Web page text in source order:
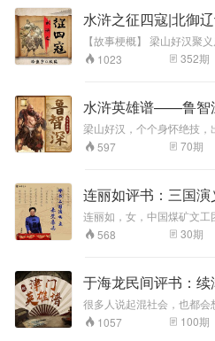
怨。后几经发展，
穆桂英自领大元
帅，杨文广自领前
锋前往朱察关。后
病。狄青自领二路
元帅，前往朱察
关，与杨家作对，
后又盗反南唐。后
其子杨怀玉等投效
两军，“五虎将”震
京虎呼延云飞、玉
面虎杨怀玉、都兴
虎孟通江、卧虎焦
一起出征，终于战
胜南唐。 【作者/
演播简介】 裴冠
红，女，国家级非
物质文化遗产项目
诗。 读《三国演义》之法，重点在于读懂其中错
综复杂的交际网，他们之
权或夺利，共同演绎了历
迁、人事的更替。凡刀光剑
剪影。 冰泪_深瞳将这些刀光剑影下的世事人
水浒之征四寇|北御
方腊
【故事梗概】 梁山好汉聚
三败高俅，终于被宋徽宗招
部四奸排齐，宋江等人依旧
京都。宋江临危受命，率本
辽，杀得辽军大败，收复失
表。梁山军马凯旋而归，洽
犯，与梁山军马遭遇。经过
擒拿。又遇淮西王庆犯上造
旨征寇，一场血战荡气回肠
七，终于剿灭方腊。 【作者简介】 徐盛宇，曾用
网名：含泪的微笑、70后
其本人喜欢篮球、漫画、流
块有武侠书场、名家续作、
漫，恢复经典和原创书馆
《童林后传之六下江南》《
《龙虎风云会前传》《新小
1023 352期
水浒英雄谱——鲁智
大名著
梁山好汉，个个身怀绝技，
是《水浒传》着力塑造的嫉
的英雄人物，如果没有鲁智
勇有谋，位低不卑。鲁提辖
武官，却当得相当有尊严，
重，他活得有脸面，在社会
也是水浒里面唯一一个懂得
专辑精讲水浒传中的鲁智深
般曲折，震撼人心，让你听
时，也能品出世道人情，收
597 70期
连丽如评书：三国
连丽如，女，中国煤矿文工
演艺术家，国家一级演员。 78岁高龄的连丽如先
生以独特视角 集南北评书
是年过古稀的评书名家连丽
演义》之赤壁鏖兵。
568 30期
于海龙民间评书：
门混混）
很多人说起混社会，也都会
过或许大家不知道的是，其
著名的、类似古惑仔这样的
1057 100期